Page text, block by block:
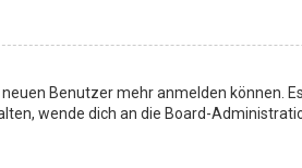
Benutzer mehr anmelden können.
wende dich an die Board-